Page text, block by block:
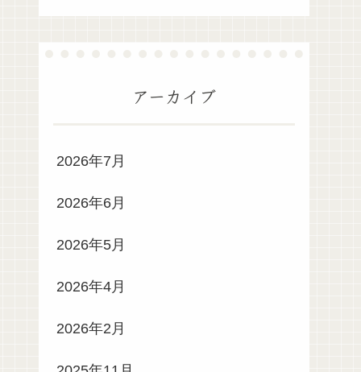
アーカイブ
2026年7月
2026年6月
2026年5月
2026年4月
2026年2月